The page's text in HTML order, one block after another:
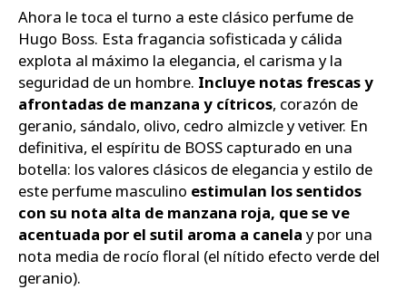
Ahora le toca el turno a este clásico perfume de
Hugo Boss. Esta fragancia sofisticada y cálida
explota al máximo la elegancia, el carisma y la
seguridad de un hombre. Incluye notas frescas y
afrontadas de manzana y cítricos, corazón de
geranio, sándalo, olivo, cedro almizcle y vetiver. En
definitiva, el espíritu de BOSS capturado en una
botella: los valores clásicos de elegancia y estilo de
este perfume masculino estimulan los sentidos
con su nota alta de manzana roja, que se ve
acentuada por el sutil aroma a canela y por una
nota media de rocío floral (el nítido efecto verde del
geranio).